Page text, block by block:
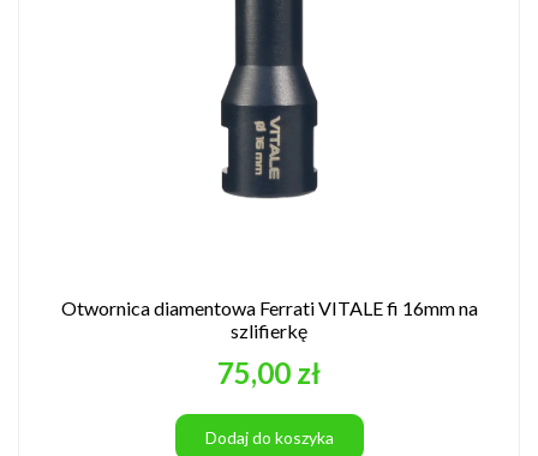
Otwornica diamentowa Ferrati VITALE fi 16mm na
szlifierkę
Cena
75,00 zł
Dodaj do koszyka